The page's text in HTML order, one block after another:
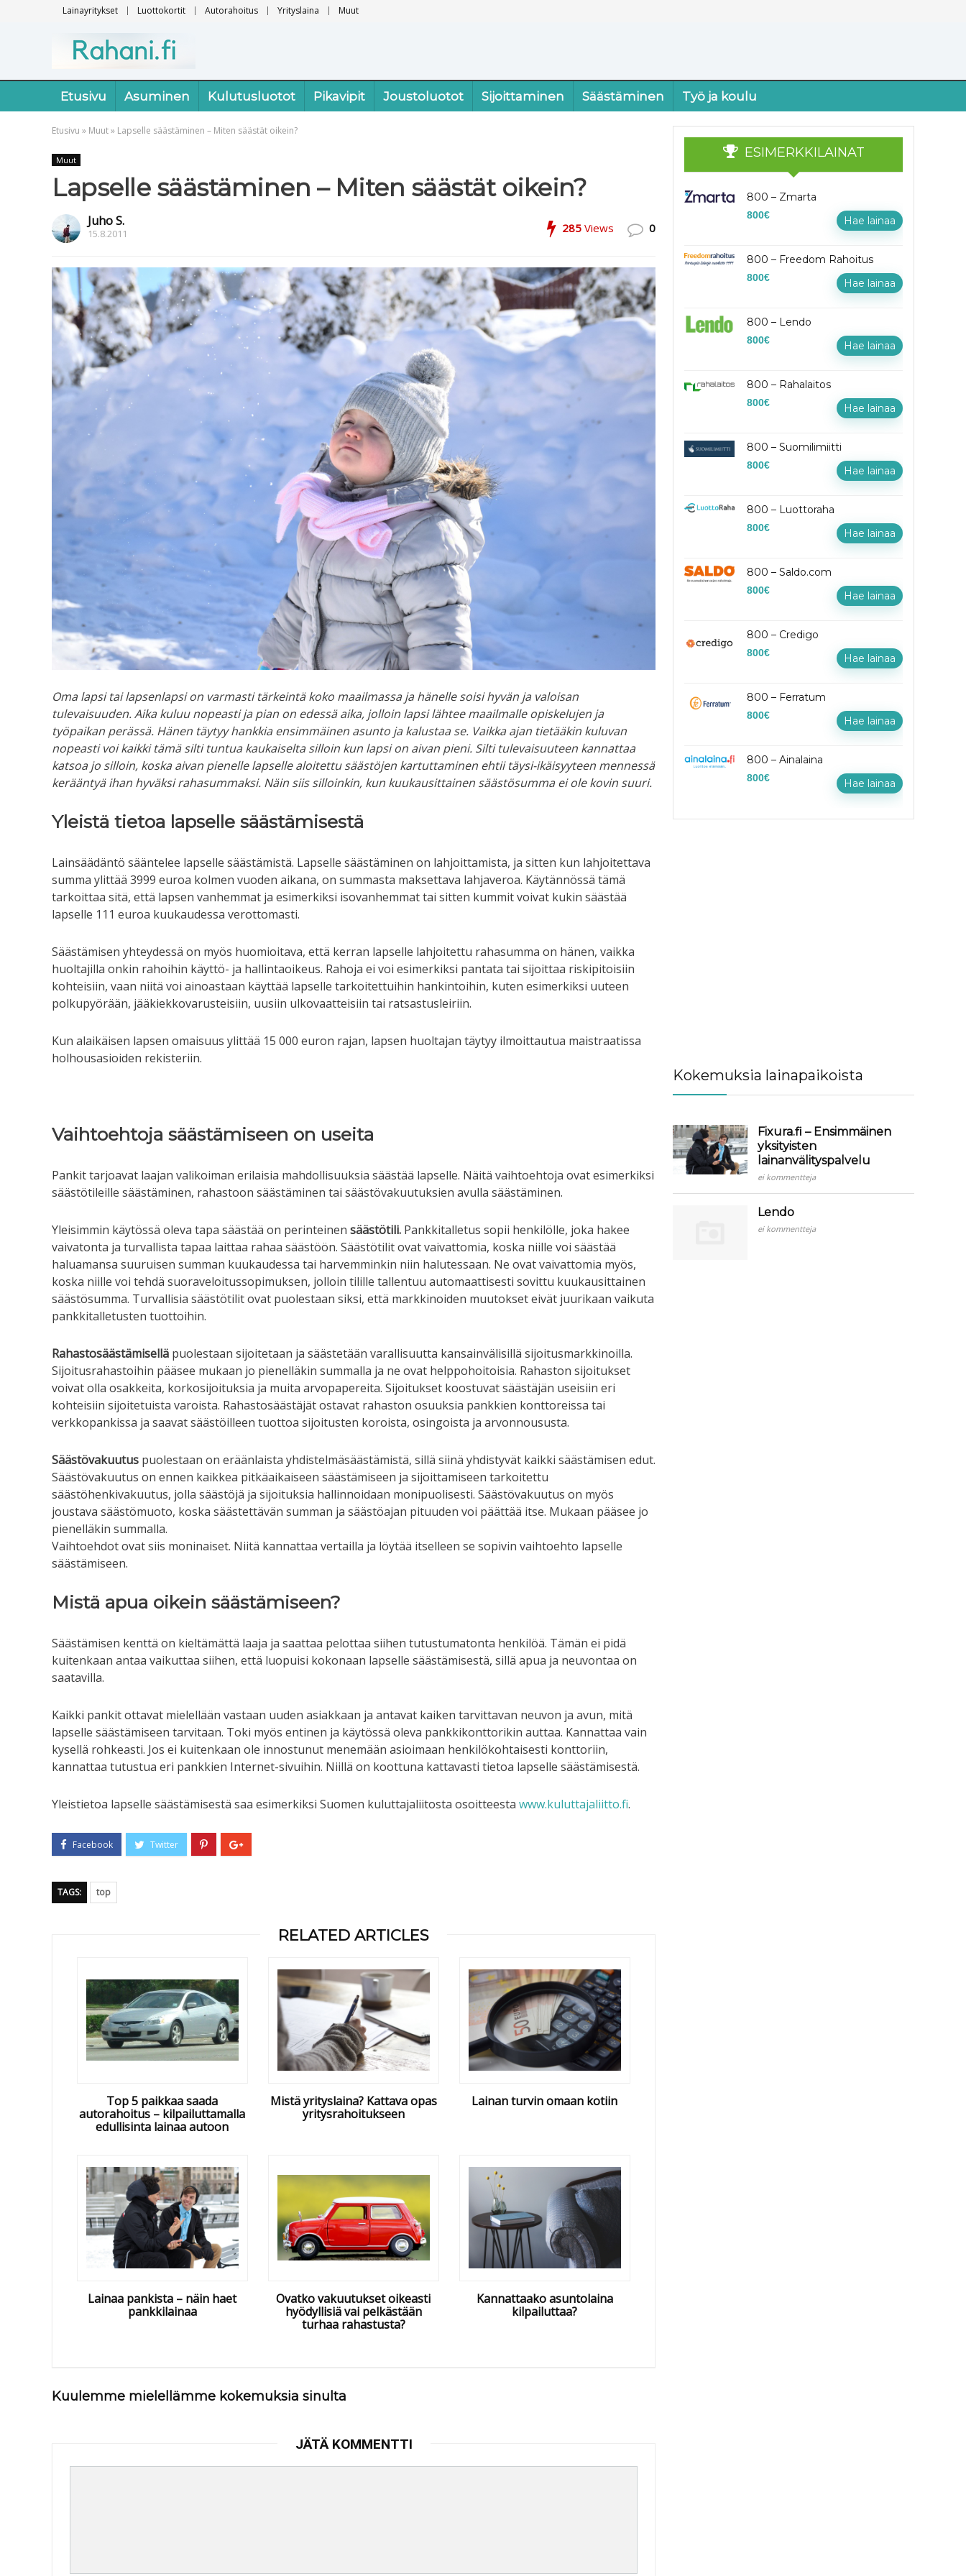
Lainayritykset Luottokortit Autorahoitus Yrityslaina Muut
Etusivu Asuminen Kulutusluotot Pikavipit Joustoluotot Sijoittaminen Säästäminen Työ ja koulu
Etusivu » Muut» Lapselle säästäminen – Miten säästät oikein?
Muut
Lapselle säästäminen – Miten säästät oikein?
Juho S.
15.8.2011 285 Views 0
Oma lapsi tai lapsenlapsi on varmasti tärkeintä koko maailmassa ja hänelle soisi hyvän ja valoisan
tulevaisuuden. Aika kuluu nopeasti ja pian on edessä aika, jolloin lapsi lähtee maailmalle opiskelujen ja
työpaikan perässä. Hänen täytyy hankkia ensimmäinen asunto ja kalustaa se. Vaikka ajan tietääkin kuluvan
nopeasti voi kaikki tämä silti tuntua kaukaiselta silloin kun lapsi on aivan pieni. Silti tulevaisuuteen kannattaa
katsoa jo silloin, koska aivan pienelle lapselle aloitettu säästöjen kartuttaminen ehtii täysi-ikäisyyteen mennessä
kerääntyä ihan hyväksi rahasummaksi. Näin siis silloinkin, kun kuukausittainen säästösumma ei ole kovin suuri.
Yleistä tietoa lapselle säästämisestä
Lainsäädäntö sääntelee lapselle säästämistä. Lapselle säästäminen on lahjoittamista, ja sitten kun lahjoitettava
summa ylittää 3999 euroa kolmen vuoden aikana, on summasta maksettava lahjaveroa. Käytännössä tämä
tarkoittaa sitä, että lapsen vanhemmat ja esimerkiksi isovanhemmat tai sitten kummit voivat kukin säästää
lapselle 111 euroa kuukaudessa verottomasti.
Säästämisen yhteydessä on myös huomioitava, että kerran lapselle lahjoitettu rahasumma on hänen, vaikka
huoltajilla onkin rahoihin käyttö- ja hallintaoikeus. Rahoja ei voi esimerkiksi pantata tai sijoittaa riskipitoisiin
kohteisiin, vaan niitä voi ainoastaan käyttää lapselle tarkoitettuihin hankintoihin, kuten esimerkiksi uuteen
polkupyörään, jääkiekkovarusteisiin, uusiin ulkovaatteisiin tai ratsastusleiriin.
Kun alaikäisen lapsen omaisuus ylittää 15 000 euron rajan, lapsen huoltajan täytyy ilmoittautua maistraatissa
holhousasioiden rekisteriin.
Vaihtoehtoja säästämiseen on useita
Pankit tarjoavat laajan valikoiman erilaisia mahdollisuuksia säästää lapselle. Näitä vaihtoehtoja ovat esimerkiksi
säästötileille säästäminen, rahastoon säästäminen tai säästövakuutuksien avulla säästäminen.
Yleisimmin käytössä oleva tapa säästää on perinteinen säästötili. Pankkitalletus sopii henkilölle, joka hakee
vaivatonta ja turvallista tapaa laittaa rahaa säästöön. Säästötilit ovat vaivattomia, koska niille voi säästää
haluamansa suuruisen summan kuukaudessa tai harvemminkin niin halutessaan. Ne ovat vaivattomia myös,
koska niille voi tehdä suoraveloitussopimuksen, jolloin tilille tallentuu automaattisesti sovittu kuukausittainen
säästösumma. Turvallisia säästötilit ovat puolestaan siksi, että markkinoiden muutokset eivät juurikaan vaikuta
pankkitalletusten tuottoihin.
Rahastosäästämisellä puolestaan sijoitetaan ja säästetään varallisuutta kansainvälisillä sijoitusmarkkinoilla.
Sijoitusrahastoihin pääsee mukaan jo pienelläkin summalla ja ne ovat helppohoitoisia. Rahaston sijoitukset
voivat olla osakkeita, korkosijoituksia ja muita arvopapereita. Sijoitukset koostuvat säästäjän useisiin eri
kohteisiin sijoitetuista varoista. Rahastosäästäjät ostavat rahaston osuuksia pankkien konttoreissa tai
verkkopankissa ja saavat säästöilleen tuottoa sijoitusten koroista, osingoista ja arvonnoususta.
Säästövakuutus puolestaan on eräänlaista yhdistelmäsäästämistä, sillä siinä yhdistyvät kaikki säästämisen edut.
Säästövakuutus on ennen kaikkea pitkäaikaiseen säästämiseen ja sijoittamiseen tarkoitettu
säästöhenkivakuutus, jolla säästöjä ja sijoituksia hallinnoidaan monipuolisesti. Säästövakuutus on myös
joustava säästömuoto, koska säästettävän summan ja säästöajan pituuden voi päättää itse. Mukaan pääsee jo
pienelläkin summalla.
Vaihtoehdot ovat siis moninaiset. Niitä kannattaa vertailla ja löytää itselleen se sopivin vaihtoehto lapselle
säästämiseen.
Mistä apua oikein säästämiseen?
Säästämisen kenttä on kieltämättä laaja ja saattaa pelottaa siihen tutustumatonta henkilöä. Tämän ei pidä
kuitenkaan antaa vaikuttaa siihen, että luopuisi kokonaan lapselle säästämisestä, sillä apua ja neuvontaa on
saatavilla.
Kaikki pankit ottavat mielellään vastaan uuden asiakkaan ja antavat kaiken tarvittavan neuvon ja avun, mitä
lapselle säästämiseen tarvitaan. Toki myös entinen ja käytössä oleva pankkikonttorikin auttaa. Kannattaa vain
kysellä rohkeasti. Jos ei kuitenkaan ole innostunut menemään asioimaan henkilökohtaisesti konttoriin,
kannattaa tutustua eri pankkien Internet-sivuihin. Niillä on koottuna kattavasti tietoa lapselle säästämisestä.
Yleistietoa lapselle säästämisestä saa esimerkiksi Suomen kuluttajaliitosta osoitteesta www.kuluttajaliitto.fi.
TAGS: top
RELATED ARTICLES
Top 5 paikkaa saada
autorahoitus – kilpailuttamalla
edullisinta lainaa autoon
Mistä yrityslaina? Kattava opas
yritysrahoitukseen
Lainan turvin omaan kotiin
Lainaa pankista – näin haet
pankkilainaa
Ovatko vakuutukset oikeasti
hyödyllisiä vai pelkästään
turhaa rahastusta?
Kannattaako asuntolaina
kilpailuttaa?
Kuulemme mielellämme kokemuksia sinulta
JÄTÄ KOMMENTTI
ESIMERKKILAINAT
800 – Zmarta
800€ Hae lainaa
800 – Freedom Rahoitus
800€ Hae lainaa
800 – Lendo
800€ Hae lainaa
800 – Rahalaitos
800€ Hae lainaa
800 – Suomilimiitti
800€ Hae lainaa
800 – Luottoraha
800€ Hae lainaa
800 – Saldo.com
800€ Hae lainaa
800 – Credigo
800€ Hae lainaa
800 – Ferratum
800€ Hae lainaa
800 – Ainalaina
800€ Hae lainaa
Kokemuksia lainapaikoista
Fixura.fi – Ensimmäinen
yksityisten
lainanvälityspalvelu
ei kommentteja
Lendo
ei kommentteja